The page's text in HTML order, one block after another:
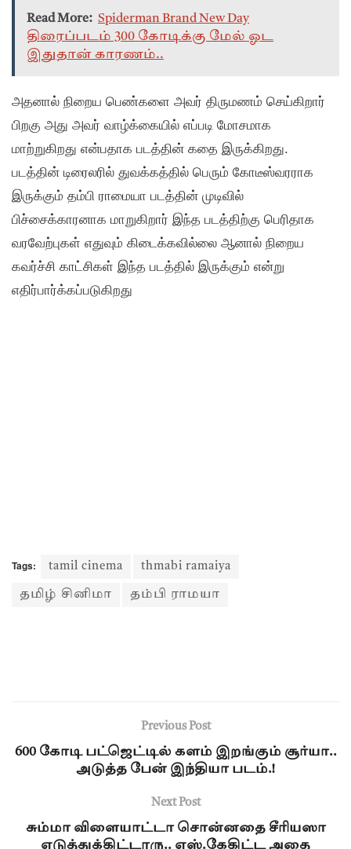
Read More: Spiderman Brand New Day
திரைப்படம் 300 கோடிக்கு மேல் ஓட
இதுதான் காரணம்..
அதனால் நிறைய பெண்களை அவர் திருமணம் செய்கிறார்
பிறகு அது அவர் வாழ்க்கையில் எப்படி மோசமாக
மாற்றுகிறது என்பதாக படத்தின் கதை இருக்கிறது.
படத்தின் டிரைலரில் துவக்கத்தில் பெரும் கோடீஸ்வரராக
இருக்கும் தம்பி ராமையா படத்தின் முடிவில்
பிச்சைக்காரனாக மாறுகிறார் இந்த படத்திற்கு பெரிதாக
வரவேற்புகள் எதுவும் கிடைக்கவில்லை ஆனால் நிறைய
கவர்ச்சி காட்சிகள் இந்த படத்தில் இருக்கும் என்று
எதிர்பார்க்கப்படுகிறது
Tags: tamil cinema thmabi ramaiya
தமிழ் சினிமா தம்பி ராமயா
Previous Post
600 கோடி பட்ஜெட்டில் களம் இறங்கும் சூர்யா..
அடுத்த பேன் இந்தியா படம்.!
Next Post
சும்மா விளையாட்டா சொன்னதை சீரியஸா
எடுத்துக்கிட்டாரு.. எஸ்.கேகிட்ட அதை